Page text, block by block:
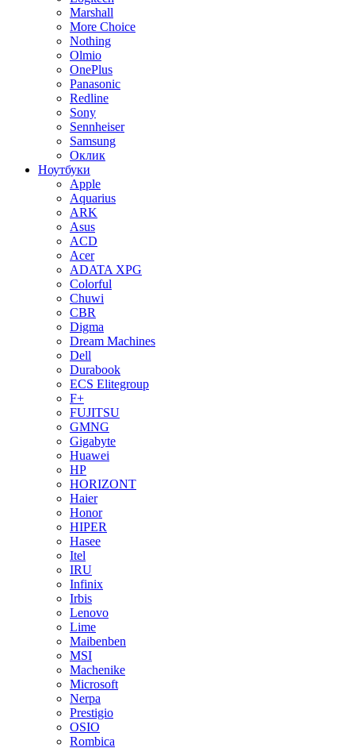
Marshall
More Choice
Nothing
Olmio
OnePlus
Panasonic
Redline
Sony
Sennheiser
Samsung
Оклик
Ноутбуки
Apple
Aquarius
ARK
Asus
ACD
Acer
ADATA XPG
Colorful
Chuwi
CBR
Digma
Dream Machines
Dell
Durabook
ECS Elitegroup
F+
FUJITSU
GMNG
Gigabyte
Huawei
HP
HORIZONT
Haier
Honor
HIPER
Hasee
Itel
IRU
Infinix
Irbis
Lenovo
Lime
Maibenben
MSI
Machenike
Microsoft
Nerpa
Prestigio
OSIO
Rombica